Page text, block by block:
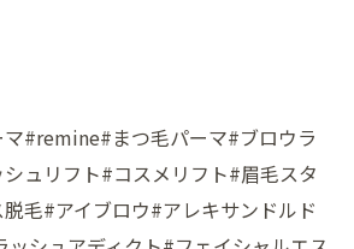
#remine#まつ毛パーマ#ブロウラ
ュリフト#コスメリフト#眉毛スタ
毛#アイブロウ#アレキサンドルド